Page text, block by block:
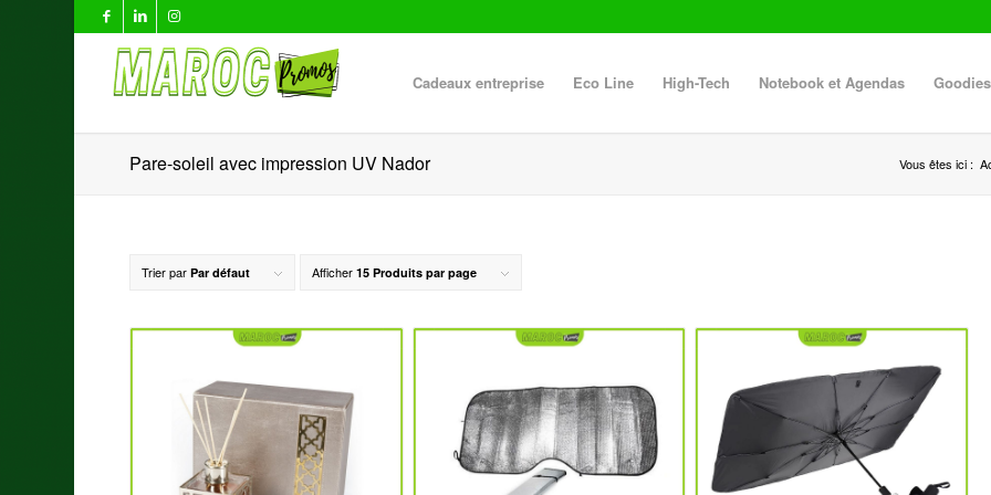
Cadeaux entreprise Eco Line High-Tech Notebook et Agendas Goodies
Pare-soleil avec impression UV Nador Vous êtes ici :
Trier parPar défaut Afficher15 Produits par page